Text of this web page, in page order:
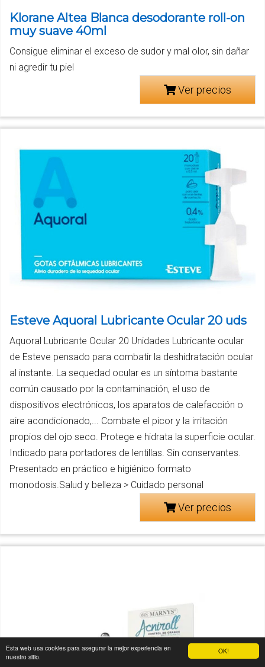
OK!
Esta web usa cookies para asegurar la mejor experiencia en
nuestro sitio.
Klorane Altea Blanca desodorante roll-on
muy suave 40ml
Consigue eliminar el exceso de sudor y mal olor, sin dañar
ni agredir tu piel
Ver precios
Esteve Aquoral Lubricante Ocular 20 uds
Aquoral Lubricante Ocular 20 Unidades Lubricante ocular
de Esteve pensado para combatir la deshidratación ocular
al instante. La sequedad ocular es un síntoma bastante
común causado por la contaminación, el uso de
dispositivos electrónicos, los aparatos de calefacción o
aire acondicionado,... Combate el picor y la irritación
propios del ojo seco. Protege e hidrata la superficie ocular.
Indicado para portadores de lentillas. Sin conservantes.
Presentado en práctico e higiénico formato
monodosis.Salud y belleza > Cuidado personal
Ver precios